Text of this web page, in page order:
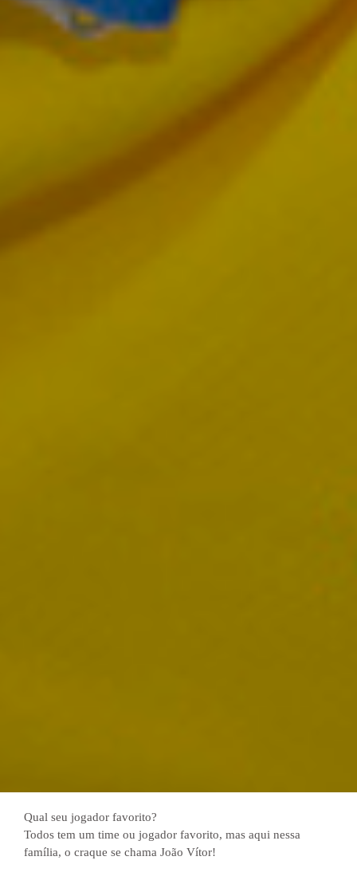
Qual seu jogador favorito?
Todos tem um time ou jogador favorito, mas aqui nessa
família, o craque se chama João Vítor!